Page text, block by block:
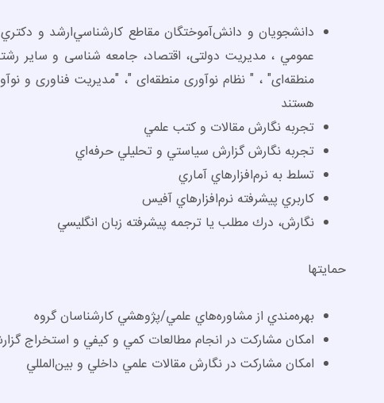
دانشجویان و دانش­‌آموختگان مقاطع كارشناسي‌­ارشد و
عمومي ، مدیریت دولتی، اقتصاد، جامعه شناسی و سایر
منطقه‌ای" ، " نظام نوآوری منطقه‌ای "، "مدیریت فناوری و
هستند
تجربه نگارش مقالات و كتب علمي
تجربه نگارش گزارش سياستي و تحليلي حرفه­‌اي
تسلط به نرم­‌افزارهاي آماري
كاربري پيشرفته نرم­‌افزارهاي آفيس
نگارش، درك مطلب يا ترجمه پيشرفته زبان انگليسي
حمايت­ها
بهره‌­مندي از مشاوره­‌هاي علمي/پژوهشي كارشناسان گروه
امكان مشاركت در انجام مطالعات كمي و كيفي و استخراج
امكان مشاركت در نگارش مقالات علمي داخلي و بين‌­المللي